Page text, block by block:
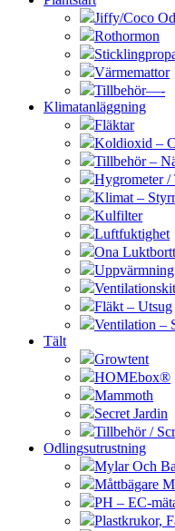
Jiffy/Coco
Rothormon
Värmemattor
Tillbehör—-
Klimatanläggning
Fläktar
Koldioxid –
Tillbehör –
Hygrometer /
Klimat –
Kulfilter
Luftfuktighet
Ona
Uppvärmning
Ventilationskit
Fläkt – Utsug
Ventilation –
Tält
Growtent
HOMEbox®
Mammoth
Secret Jardin
Tillbehör /
Odlingsutrustning
Mylar Och
Måttbägare
PH – EC-
Plastkrukor,